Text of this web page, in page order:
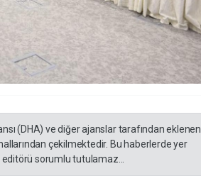
(DHA) ve diğer ajanslar tarafından eklenen
çekilmektedir. Bu haberlerde yer
sorumlu tutulamaz...